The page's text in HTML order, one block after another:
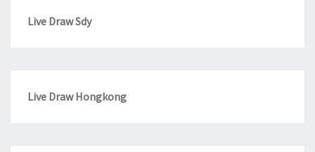
Live Draw Sdy
Live Draw Hongkong